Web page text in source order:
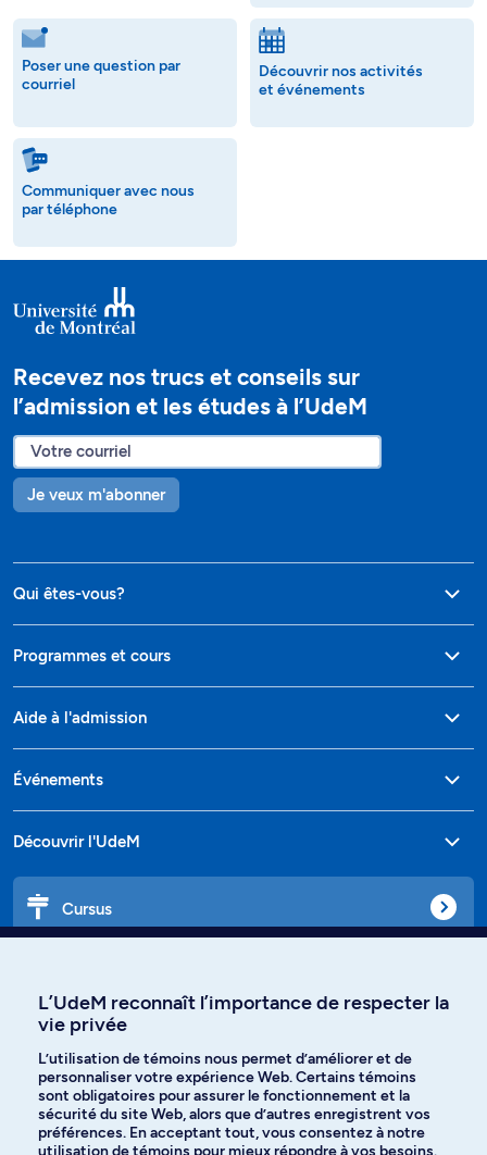
Poser une question par
courriel
Découvrir nos activités
et événements
Communiquer avec nous
par téléphone
Recevez nos trucs et conseils sur
l’admission et les études à l’UdeM
Je veux m'abonner
Qui êtes-vous?
Programmes et cours
Aide à l'admission
Événements
Découvrir l'UdeM
Cursus
Langues
Facebook Instagram
L’UdeM reconnaît l’importance de respecter la
vie privée
L’utilisation de témoins nous permet d’améliorer et de
personnaliser votre expérience Web. Certains témoins
sont obligatoires pour assurer le fonctionnement et la
sécurité du site Web, alors que d’autres enregistrent vos
préférences. En acceptant tout, vous consentez à notre
utilisation de témoins pour mieux répondre à vos besoins.